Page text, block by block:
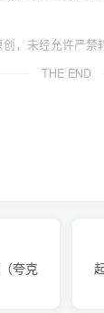
创，未经允许严禁
THE END
夸克